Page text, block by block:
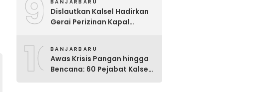
9 BANJARBARU
Dislautkan Kalsel Hadirkan
Gerai Perizinan Kapal
Kotabaru
10BANJARBARU
Awas Krisis Pangan hingga
Bencana: 60 Pejabat Kalsel-